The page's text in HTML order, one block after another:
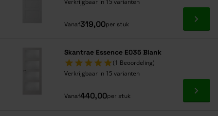
Vanaf319,00per stuk Ga
Skantrae Essence E035 Blank
(1 Beoordeling)
Verkrijgbaar in 15 varianten
Vanaf440,00per stuk Ga